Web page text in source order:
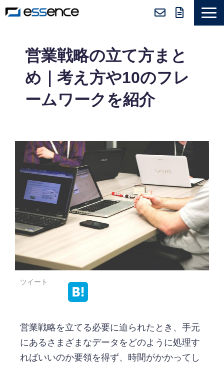
サービス紹介
ニュース＆トピックス
会社紹介
導入事例
営業戦略の立て方まと
め｜考え方や10のフレ
ームワークを紹介
ツイート
営業戦略を立てる必要に迫られたとき、手元
にあるさまざまなデータをどのように処理す
ればいいのか要領を得ず、時間がかかってし